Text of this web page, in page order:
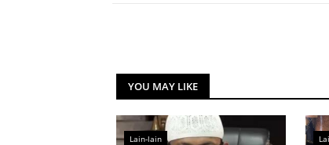
YOU MAY LIKE
Lain-lain